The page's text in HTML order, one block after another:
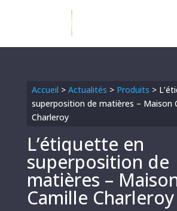
Accueil > Actualités > Produits >
superposition de matières – Maison
Charleroy
L’étiquette en
superposition de
matières –
Camille Charleroy